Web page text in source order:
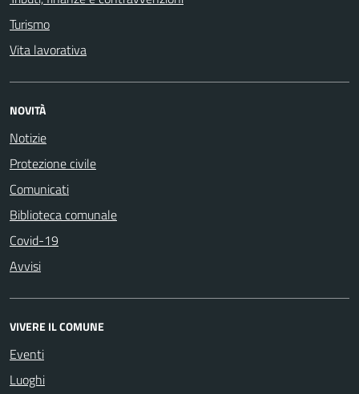
Turismo
Vita lavorativa
NOVITÀ
Notizie
Protezione civile
Comunicati
Biblioteca comunale
Covid-19
Avvisi
VIVERE IL COMUNE
Eventi
Luoghi